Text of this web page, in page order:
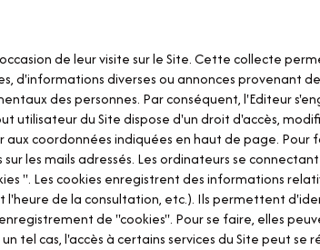
de leur visite sur le Site. Cette collecte
d'informations diverses ou annonces
des personnes. Par conséquent, l'Editeur
utilisateur du Site dispose d'un droit d'accès,
coordonnées indiquées en haut de page. Pour
les mails adressés. Les ordinateurs se
". Les cookies enregistrent des informations
de la consultation, etc.). Ils permettent
de "cookies". Pour se faire, elles
cas, l'accès à certains services du Site peut se